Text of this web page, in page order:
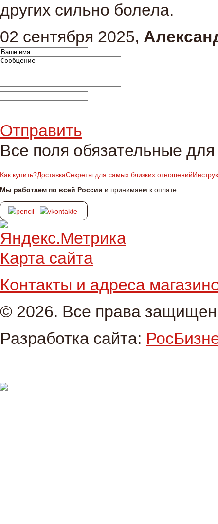
других сильно болела.
02 сентября 2025,
Отправить
Все поля обязательные
Как купить?ДоставкаСекреты для самых близких отношений
Мы работаем по всей России и принимаем к оплате:
Карта сайта
Контакты и адреса
© 2026. Все права
Разработка сайта: